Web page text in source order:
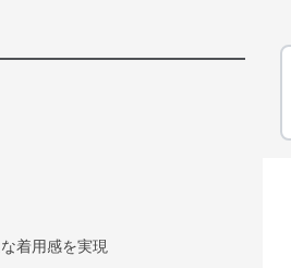
着用感を実現